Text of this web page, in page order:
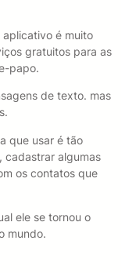
é muito
gratuitos para as
papo.
de texto. mas
que usar é tão
cadastrar algumas
os contatos que
ele se tornou o
mundo.